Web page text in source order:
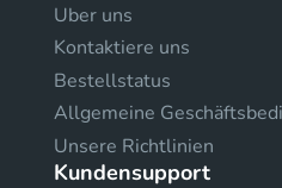
Uber uns
Kontaktiere uns
Bestellstatus
Allgemeine
Unsere Richtlinien
Kundensupport